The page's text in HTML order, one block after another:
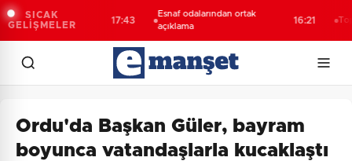
SICAK
GELİŞMELER
kombine
rekor
Esnaf odalarından ortak
açıklama
Toplu
Ordu'da Başkan Güler, bayram
boyunca vatandaşlarla kucaklaştı